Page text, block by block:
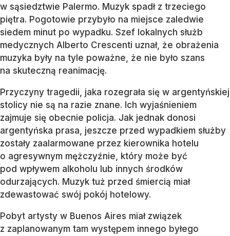
w sąsiedztwie Palermo. Muzyk spadł z trzeciego
piętra. Pogotowie przybyło na miejsce zaledwie
siedem minut po wypadku. Szef lokalnych służb
medycznych Alberto Crescenti uznał, że obrażenia
muzyka były na tyle poważne, że nie było szans
na skuteczną reanimację.
Przyczyny tragedii, jaka rozegrała się w argentyńskiej
stolicy nie są na razie znane. Ich wyjaśnieniem
zajmuje się obecnie policja. Jak jednak donosi
argentyńska prasa, jeszcze przed wypadkiem służby
zostały zaalarmowane przez kierownika hotelu
o agresywnym mężczyźnie, który może być
pod wpływem alkoholu lub innych środków
odurzających. Muzyk tuż przed śmiercią miał
zdewastować swój pokój hotelowy.
Pobyt artysty w Buenos Aires miał związek
z zaplanowanym tam występem innego byłego